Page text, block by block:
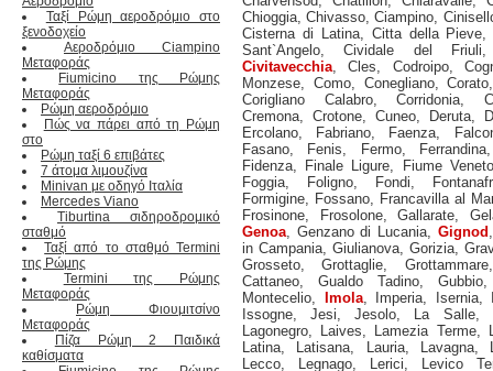
Chioggia,Chivasso,Ciampino,
Cisterna di Latina, Citta della Pieve
Sant`Angelo,Cividale del Friuli
Civitavecchia,Cles, Codroipo,
Monzese, Como, Conegliano,Corato
Corigliano Calabro, Corridonia,
Cremona, Crotone, Cuneo, Deruta,
Ercolano, Fabriano, Faenza,
Fasano, Fenis, Fermo, Ferrandina
Fidenza, Finale Ligure,
Fiume Veneto
Foggia, Foligno, Fondi,
Formigine, Fossano, Francavilla al
Frosinone, Frosolone,Gallarate,
Genoa, Genzano di Lucania, Gignod
in Campania, Giulianova, Gorizia,
Grosseto,Grottaglie, Grottammare
Cattaneo, Gualdo Tadino, Gubbio
Montecelio, Imola, Imperia, Isernia,
Issogne,Jesi,Jesolo, La Salle,
Lagonegro, Laives, Lamezia Terme,
Latina, Latisana, Lauria, Lavagna,
Lecco, Legnago, Lerici,
Levico
Ταξί Ρώμη αεροδρόμιο στο
ξενοδοχείο
Αεροδρόμιο Ciampino
Μεταφοράς
Fiumicino της Ρώμης
Μεταφοράς
Ρώμη αεροδρόμιο
Πώς να πάρει από τη Ρώμη
στο
Ρώμη ταξί 6 επιβάτες
7 άτομα λιμουζίνα
Minivan με οδηγό Ιταλία
Mercedes Viano
Tiburtina σιδηροδρομικό
σταθμό
Ταξί από το σταθμό Termini
της Ρώμης
Termini της Ρώμης
Μεταφοράς
Ρώμη Φιουμιτσίνο
Μεταφοράς
Πίζα Ρώμη 2 Παιδικά
καθίσματα